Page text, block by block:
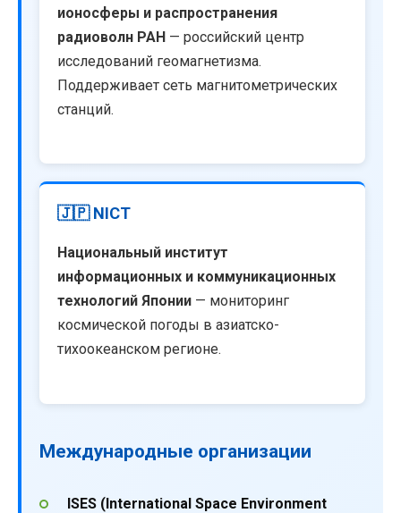
ионосферы и распространения
радиоволн РАН — российский центр
исследований геомагнетизма.
Поддерживает сеть магнитометрических
станций.
🇯🇵 NICT
Национальный институт
информационных и коммуникационных
технологий Японии — мониторинг
космической погоды в азиатско-
тихоокеанском регионе.
Международные организации
ISES (International Space Environment